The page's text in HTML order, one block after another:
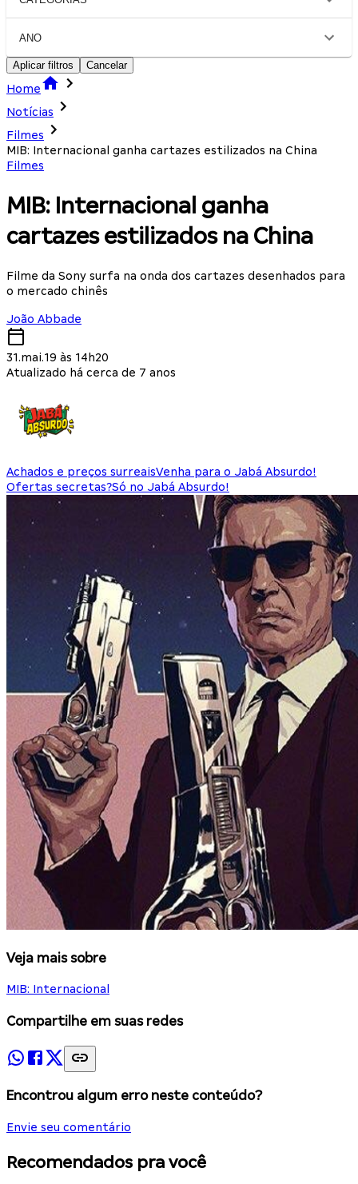
ANO
Aplicar filtros Cancelar
Home
Notícias
Filmes
MIB: Internacional ganha cartazes estilizados na China
Filmes
MIB: Internacional ganha
cartazes estilizados na China
Filme da Sony surfa na onda dos cartazes desenhados para
o mercado chinês
João Abbade
31.mai.19 às 14h20
Atualizado há cerca de 7 anos
Achados e preços surreaisVenha para o Jabá Absurdo!
Ofertas secretas?Só no Jabá Absurdo!
Veja mais sobre
MIB: Internacional
Compartilhe em suas redes
Encontrou algum erro neste conteúdo?
Envie seu comentário
Recomendados pra você